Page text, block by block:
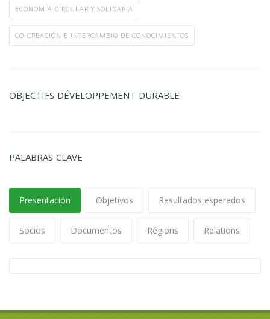
ECONOMÍA CIRCULAR Y SOLIDARIA
CO-CREACIÓN E INTERCAMBIO DE CONOCIMIENTOS
OBJECTIFS DÉVELOPPEMENT DURABLE
PALABRAS CLAVE
Presentación Objetivos Resultados esperados
Socios Documentos Régions Relations